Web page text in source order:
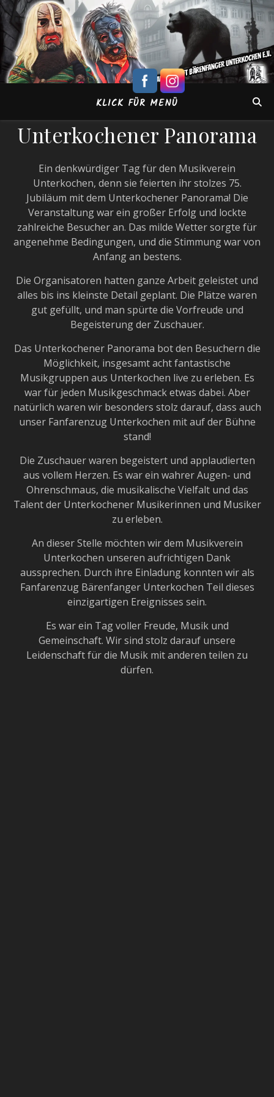
KLICK FÜR MENÜ
Unterkochener Panorama
Ein denkwürdiger Tag für den Musikverein
Unterkochen, denn sie feierten ihr stolzes 75.
Jubiläum mit dem Unterkochener Panorama! Die
Veranstaltung war ein großer Erfolg und lockte
zahlreiche Besucher an. Das milde Wetter sorgte für
angenehme Bedingungen, und die Stimmung war von
Anfang an bestens.
Die Organisatoren hatten ganze Arbeit geleistet und
alles bis ins kleinste Detail geplant. Die Plätze waren
gut gefüllt, und man spürte die Vorfreude und
Begeisterung der Zuschauer.
Das Unterkochener Panorama bot den Besuchern die
Möglichkeit, insgesamt acht fantastische
Musikgruppen aus Unterkochen live zu erleben. Es
war für jeden Musikgeschmack etwas dabei. Aber
natürlich waren wir besonders stolz darauf, dass auch
unser Fanfarenzug Unterkochen mit auf der Bühne
stand!
Die Zuschauer waren begeistert und applaudierten
aus vollem Herzen. Es war ein wahrer Augen- und
Ohrenschmaus, die musikalische Vielfalt und das
Talent der Unterkochener Musikerinnen und Musiker
zu erleben.
An dieser Stelle möchten wir dem Musikverein
Unterkochen unseren aufrichtigen Dank
aussprechen. Durch ihre Einladung konnten wir als
Fanfarenzug Bärenfanger Unterkochen Teil dieses
einzigartigen Ereignisses sein.
Es war ein Tag voller Freude, Musik und
Gemeinschaft. Wir sind stolz darauf unsere
Leidenschaft für die Musik mit anderen teilen zu
dürfen.